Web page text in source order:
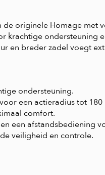
originele Homage
krachtige
en breder zadel voegt
ondersteuning.
een actieradius tot 180
comfort.
een afstandsbediening
veiligheid en controle.